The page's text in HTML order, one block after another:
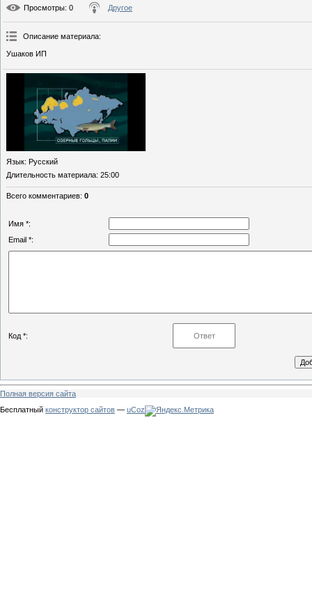
Просмотры: 0 Другое
Описание материала:
Ушаков ИП
Язык: Русский
Длительность материала: 25:00
Всего комментариев: 0
Имя *:
Email *:
Код *:
Полная версия сайта
Бесплатный конструктор сайтов — uCoz